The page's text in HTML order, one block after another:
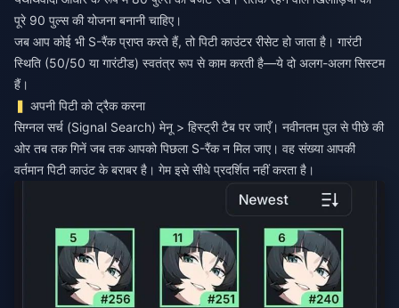
पूरे 90 पुल्स की योजना बनानी चाहिए।
जब आप कोई भी S-रैंक प्राप्त करते हैं, तो पिटी काउंटर रीसेट हो जाता है। गारंटी
स्थिति (50/50 या गारंटीड) स्वतंत्र रूप से काम करती है—ये दो अलग-अलग सिस्टम
हैं।
अपनी पिटी को ट्रैक करना
सिग्नल सर्च (Signal Search) मेनू > हिस्ट्री टैब पर जाएँ। नवीनतम पुल से पीछे की
ओर तब तक गिनें जब तक आपको पिछला S-रैंक न मिल जाए। वह संख्या आपकी
वर्तमान पिटी काउंट के बराबर है। गेम इसे सीधे प्रदर्शित नहीं करता है।